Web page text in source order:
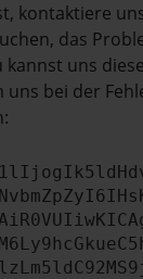
kontaktiere
das
kannst uns
uns bei der